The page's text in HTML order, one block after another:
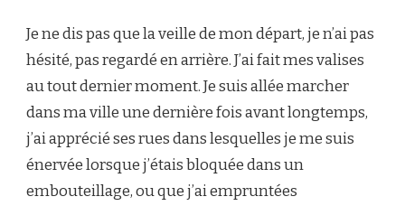
Je ne dis pas que la veille de mon départ, je n’ai pas
hésité, pas regardé en arrière. J’ai fait mes valises
au tout dernier moment. Je suis allée marcher
dans ma ville une dernière fois avant longtemps,
j’ai apprécié ses rues dans lesquelles je me suis
énervée lorsque j’étais bloquée dans un
embouteillage, ou que j’ai empruntées